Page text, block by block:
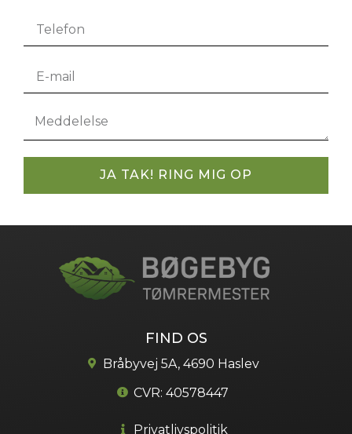
JA TAK! RING MIG OP
FIND OS
Bråbyvej 5A, 4690 Haslev
CVR: 40578447
Privatlivspolitik